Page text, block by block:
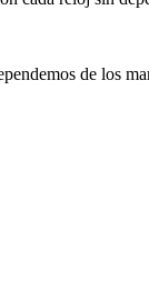
de los